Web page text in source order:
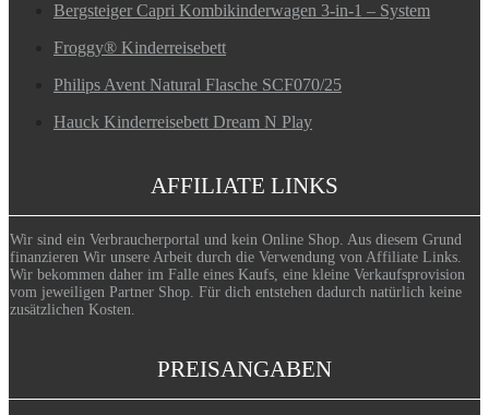
Bergsteiger Capri Kombikinderwagen 3-in-1 – System
Froggy® Kinderreisebett
Philips Avent Natural Flasche SCF070/25
Hauck Kinderreisebett Dream N Play
AFFILIATE LINKS
Wir sind ein Verbraucherportal und kein Online Shop. Aus diesem Grund
finanzieren Wir unsere Arbeit durch die Verwendung von Affiliate Links.
Wir bekommen daher im Falle eines Kaufs, eine kleine Verkaufsprovision
vom jeweiligen Partner Shop. Für dich entstehen dadurch natürlich keine
zusätzlichen Kosten.
PREISANGABEN